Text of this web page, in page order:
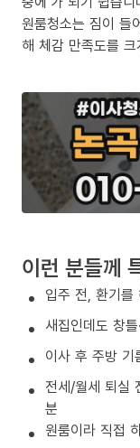
원룸청소는 짐이 들
해 체감 만족도를
이런 분들께
입주 전, 환기를
새집인데도 창
이사 후 주방
전세/월세 퇴실
분
원룸이라 직접